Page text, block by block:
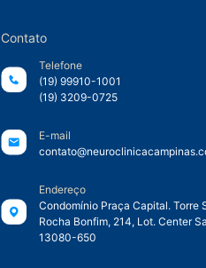
Contato
Telefone
(19) 99910-1001
(19) 3209-0725
E-mail
Endereço
Condomínio Praça Capital. Torre
Rocha Bonfim, 214, Lot. Center
13080-650